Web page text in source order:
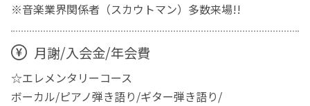
※音楽業界関係者（スカウトマン）多数来場!!
月謝/入会金/年会費
☆エレメンタリーコース
ボーカル/ピアノ弾き語り/ギター弾き語り/